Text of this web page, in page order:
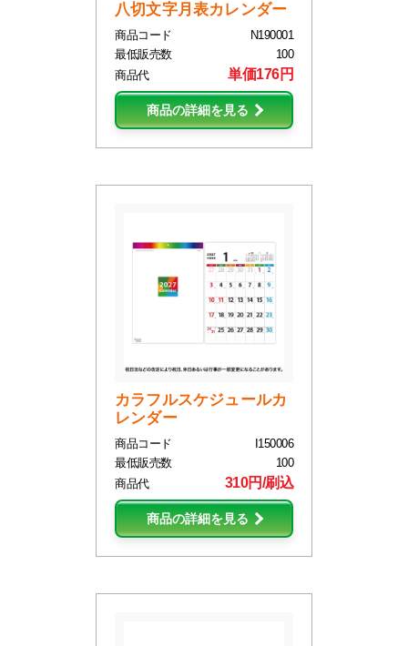
八切文字月表カレンダー
商品コード
N190001
最低販売数
100
商品代
単価176円
商品の詳細を見る
カラフルスケジュールカ
レンダー
商品コード
I150006
最低販売数
100
商品代
310円/刷込
商品の詳細を見る